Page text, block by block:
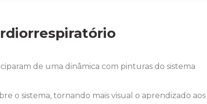
de uma dinâmica com pinturas do sistema
o sistema, tornando mais visual o aprendizado